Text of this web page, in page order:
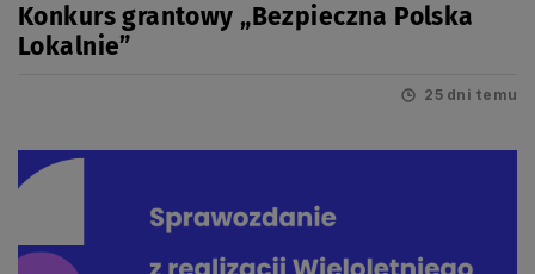
Konkurs grantowy „Bezpieczna Polska
Lokalnie”
25 dni temu